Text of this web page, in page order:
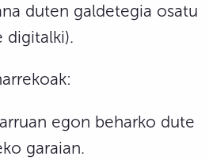
duten galdetegia osatu
digitalki).
egon beharko dute
garaian.